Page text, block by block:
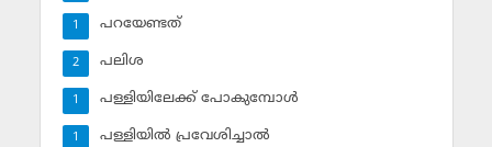
പറയേണ്ടത്
1
പലിശ
2
പള്ളിയിലേക്ക് പോകുമ്പോള്‍
1
പള്ളിയില്‍ പ്രവേശിച്ചാല്‍
1